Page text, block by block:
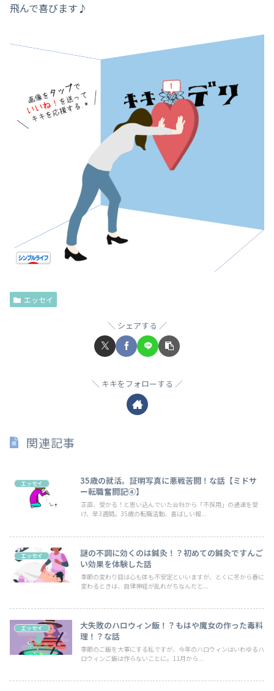
飛んで喜びます♪
エッセイ
シェアする
キキをフォローする
関連記事
エッセイ
35歳の就活。証明写真に悪戦苦闘！な話【ミドサ
ー転職奮闘記④】
正直、受かる！と思い込んでいた会社から「不採用」の通達を受
け、早3週間。35歳の転職活動、喜ばしい報...
エッセイ
謎の不調に効くのは鍼灸！？初めての鍼灸ですんご
い効果を体験した話
季節の変わり目は心も体も不安定といいますが、とくに冬から春に
変わるときは、自律神経が乱れがちなんだと...
エッセイ
大失敗のハロウィン飯！？もはや魔女の作った毒料
理！？な話
季節のご飯を大事にする私ですが、今年のハロウィンはいわゆるハ
ロウィンご飯は作らないことに。11月から...